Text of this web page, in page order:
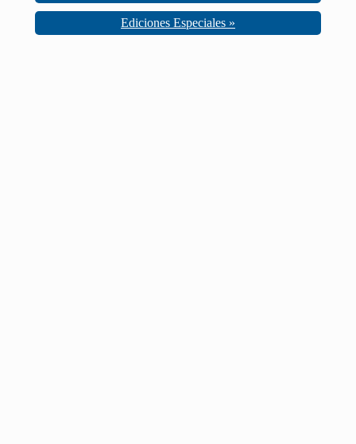
Ediciones Especiales »